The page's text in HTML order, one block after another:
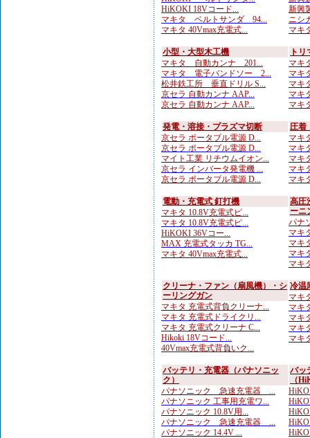
HiKOKI 18Vコード...
マキタ ベルトサンダ 94...
マキタ 40Vmax充電式...
新興
ニシ
マキ
小型・大型木工機
マキタ 自動カンナ 201...
マキタ 電子バンドソー 2...
松井鉄工所 垂直ドリル S...
京セラ 自動カンナ AAP...
京セラ 自動カンナ AAP...
ト
マキ
マキ
マキ
マキ
マキ
発電・溶接・プラズマ切断
京セラ ポータブル電源 D...
京セラ ポータブル電源 D...
マイト工業 リチウムイオン...
京セラ インバータ発電機 ...
京セラ ポータブル電源 D...
圧着
マキ
マキ
マキ
マキ
マキ
電動・充電式 釘打機
マキタ 10.8V充電式ピ...
マキタ 10.8V充電式ピ...
HiKOKI 36Vコー...
MAX 充電式タッカ TG...
マキタ 40Vmax充電式...
高圧
ーニ
パナ
マキ
マキ
マキ
マキ
クリーナ・ファン（扇風機）・シ
ーリングガン
マキタ 充電式背負クリーナ...
マキタ 充電式ドライクリ...
マキタ 充電式クリーナ C...
Hikoki 18Vコード...
40Vmax充電式背負いク...
冷温
マキ
マキ
マキ
マキ
マキ
バッテリ・充電器（パナソニッ
ク）
パナソニック 急速充電器 ...
パナソニック 工事用充電ワ...
パナソニック 10.8V用...
パナソニック 急速充電器 ...
パナソニック 14.4V ...
バッ
（